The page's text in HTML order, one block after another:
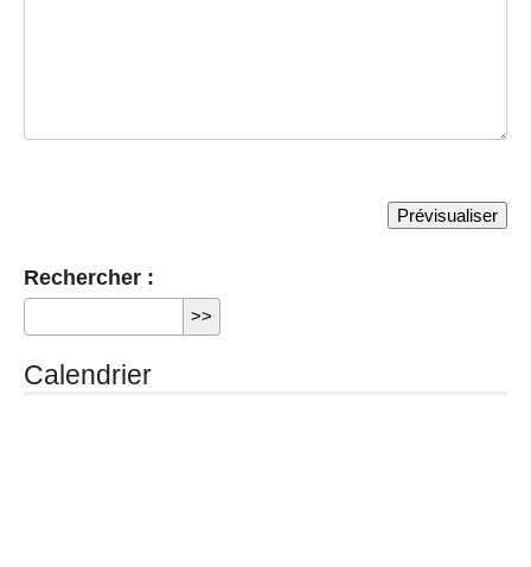
Rechercher :
Calendrier